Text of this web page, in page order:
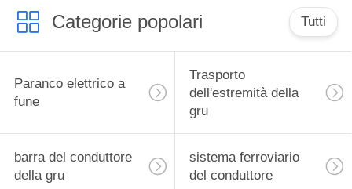
Categorie popolari Tutti
Paranco elettrico a
fune
Trasporto
dell'estremità della
gru
barra del conduttore
della gru
sistema ferroviario
del conduttore